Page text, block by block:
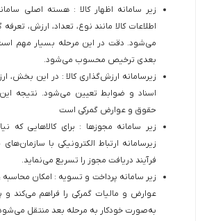
اطلاعات کالا مانند نوع، تعداد، ارزش،
می‌شود. دقت در این مرحله بسیار مهم است،
بعدی ترخیص محسوب می‌شود.
زیرسامانه ارزش‌گذاری کالا : در این بخش،
اسناد و ضوابط تعیین می‌شود. نتیجه این
حقوق و عوارض گمرکی است
زیر سامانه مجوزها : برای کالاهایی که
زیرسامانه ارتباط الکترونیکی با
فرآیند دریافت مجوز را تسریع می‌نماید.
زیر سامانه پرداخت و تسویه : امکان
عوارض و مالیات گمرکی را فراهم می‌کند و
به‌صورت خودکار به مرحله بعد منتقل